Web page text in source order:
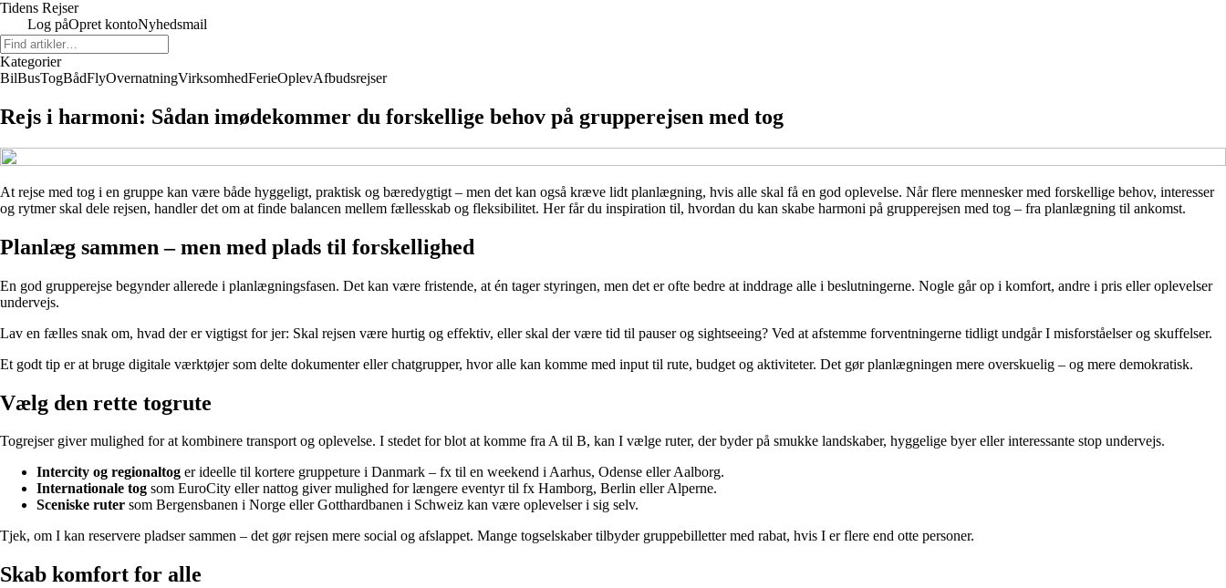
Tidens Rejser
Log påOpret kontoNyhedsmail
Kategorier
BilBusTogBådFlyOvernatningVirksomhedFerieOplevAfbudsrejser
Rejs i harmoni: Sådan imødekommer du forskellige behov på grupperejsen med tog
At rejse med tog i en gruppe kan være både hyggeligt, praktisk og bæredygtigt – men det kan også kræve lidt planlægning, hvis alle skal få en god oplevelse. Når flere mennesker med forskellige behov, interesser
og rytmer skal dele rejsen, handler det om at finde balancen mellem fællesskab og fleksibilitet. Her får du inspiration til, hvordan du kan skabe harmoni på grupperejsen med tog – fra planlægning til ankomst.
Planlæg sammen – men med plads til forskellighed
En god grupperejse begynder allerede i planlægningsfasen. Det kan være fristende, at én tager styringen, men det er ofte bedre at inddrage alle i beslutningerne. Nogle går op i komfort, andre i pris eller oplevelser
undervejs.
Lav en fælles snak om, hvad der er vigtigst for jer: Skal rejsen være hurtig og effektiv, eller skal der være tid til pauser og sightseeing? Ved at afstemme forventningerne tidligt undgår I misforståelser og skuffelser.
Et godt tip er at bruge digitale værktøjer som delte dokumenter eller chatgrupper, hvor alle kan komme med input til rute, budget og aktiviteter. Det gør planlægningen mere overskuelig – og mere demokratisk.
Vælg den rette togrute
Togrejser giver mulighed for at kombinere transport og oplevelse. I stedet for blot at komme fra A til B, kan I vælge ruter, der byder på smukke landskaber, hyggelige byer eller interessante stop undervejs.
Intercity og regionaltog er ideelle til kortere gruppeture i Danmark – fx til en weekend i Aarhus, Odense eller Aalborg.
Internationale tog som EuroCity eller nattog giver mulighed for længere eventyr til fx Hamborg, Berlin eller Alperne.
Sceniske ruter som Bergensbanen i Norge eller Gotthardbanen i Schweiz kan være oplevelser i sig selv.
Tjek, om I kan reservere pladser sammen – det gør rejsen mere social og afslappet. Mange togselskaber tilbyder gruppebilletter med rabat, hvis I er flere end otte personer.
Skab komfort for alle